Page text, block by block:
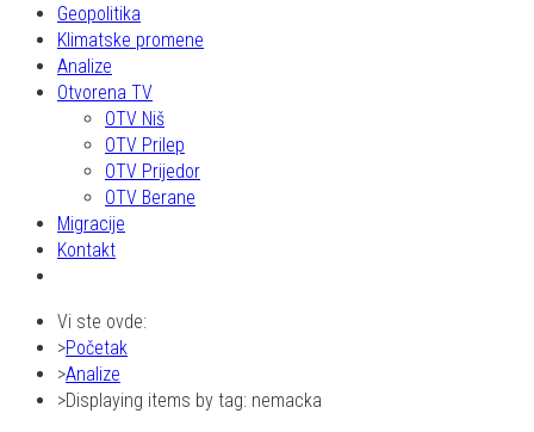
Geopolitika
Klimatske promene
Analize
Otvorena TV
OTV Niš
OTV Prilep
OTV Prijedor
OTV Berane
Migracije
Kontakt
Vi ste ovde:
Početak
Analize
Displaying items by tag: nemacka